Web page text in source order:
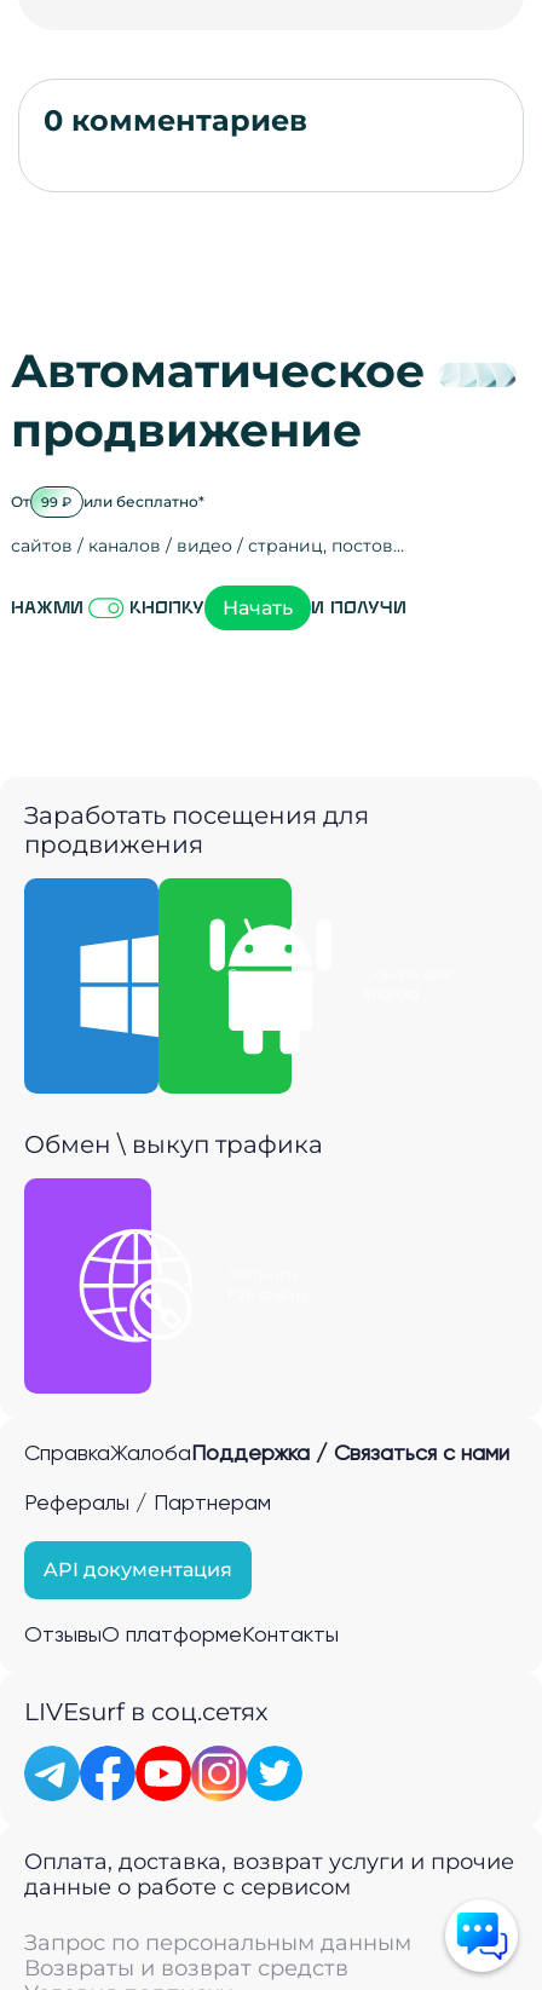
0 комментариев
Автоматическое
продвижение
От 99 ₽ или бесплатно*
сайтов / каналов / видео / страниц, постов…
Нажми кнопку Начать и получи
Заработать посещения для
продвижения
Скачать для
Обмен \ выкуп трафика
СправкаЖалоба Поддержка / Связаться с нами
Рефералы / Партнерам
API документация
ОтзывыО платформе Контакты
LIVEsurf в соц.сетях
Оплата, доставка, возврат услуги и прочие
данные о работе с сервисом
Запрос по персональным данным
Возвраты и возврат средств